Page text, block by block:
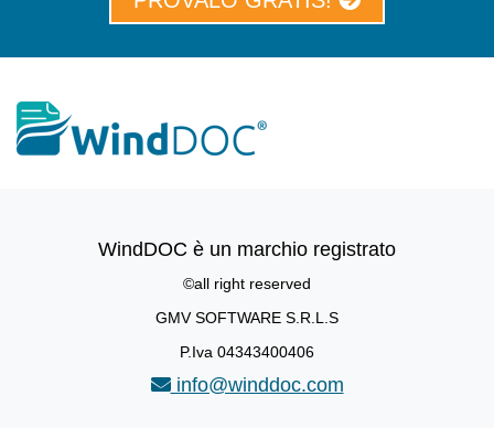
WindDOC è un marchio registrato
©all right reserved
GMV SOFTWARE S.R.L.S
P.Iva 04343400406
info@winddoc.com